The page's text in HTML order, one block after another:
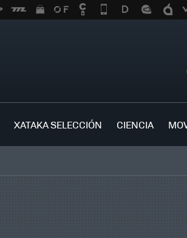
XATAKA SELECCIÓN CIENCIA